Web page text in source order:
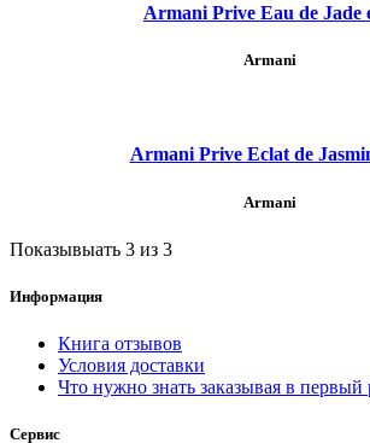
Armani Prive Eau de Jade
Armani
Armani Prive Eclat de
Armani
Показывыать 3 из 3
Информация
Книга отзывов
Условия доставки
Что нужно знать заказывая в первый
Сервис